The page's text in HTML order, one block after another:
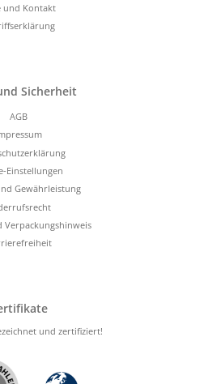
und Kontakt
Sicherheit
AGB
Einstellungen
Gewährleistung
Verpackungshinweis
und zertifiziert!